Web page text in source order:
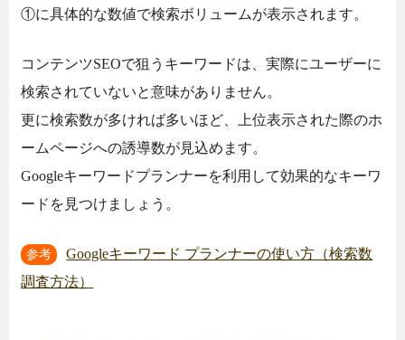
①に具体的な数値で検索ボリュームが表示されます。
コンテンツSEOで狙うキーワードは、実際にユーザーに
検索されていないと意味がありません。
更に検索数が多ければ多いほど、上位表示された際のホ
ームページへの誘導数が見込めます。
Googleキーワードプランナーを利用して効果的なキーワ
ードを見つけましょう。
参考
Googleキーワード プランナーの使い方（検索数
調査方法）